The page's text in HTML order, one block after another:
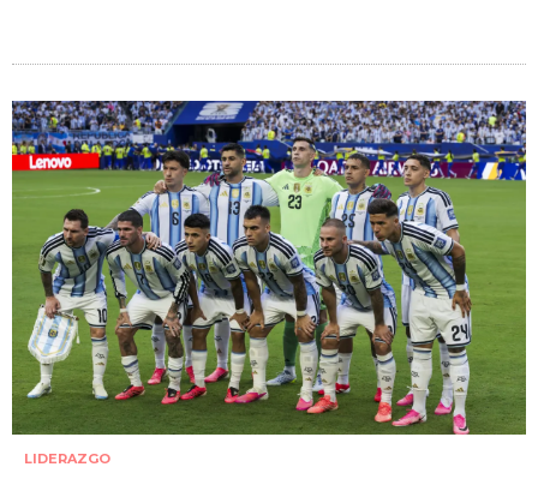
LIDERAZGO